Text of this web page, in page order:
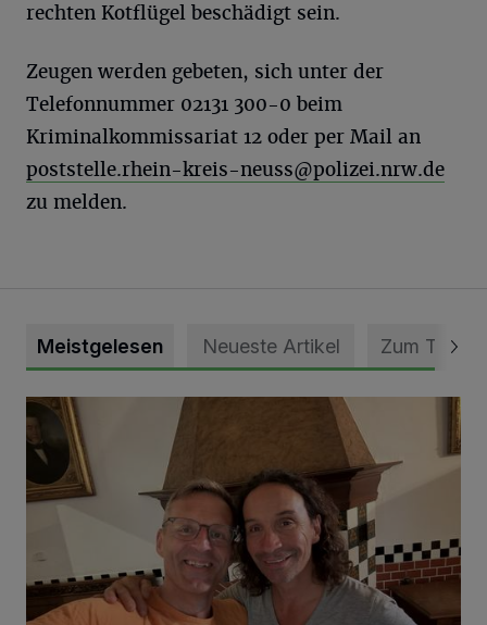
rechten Kotflügel beschädigt sein.
Zeugen werden gebeten, sich unter der
Telefonnummer 02131 300-0 beim
Kriminalkommissariat 12 oder per Mail an
poststelle.rhein-kreis-neuss@polizei.nrw.de
zu melden.
Meistgelesen Neueste Artikel Zum Thema
„Loss dir nix jefalle“ in 7 Tage 1 Song